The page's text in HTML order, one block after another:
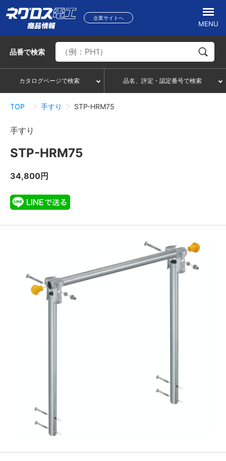
企業サイトへ
MENU
品番で検索
カタログページで検索 品名、評定・認定番号で検索
TOP 手すり STP-HRM75
手すり
STP-HRM75
34,800円